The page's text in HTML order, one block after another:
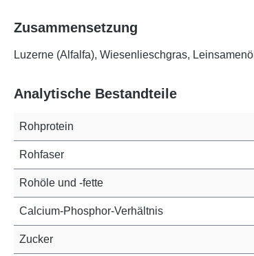
Zusammensetzung
Luzerne (Alfalfa), Wiesenlieschgras, Leinsamenöl
Analytische Bestandteile
Rohprotein
Rohfaser
Rohöle und -fette
Calcium-Phosphor-Verhältnis
Zucker